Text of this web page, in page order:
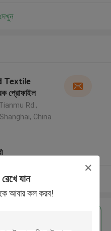
যান
আবার কল করব!
Textile
প্রোফাইল
Rd.,
China